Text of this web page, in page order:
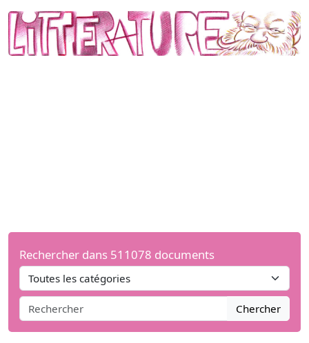
Rechercher dans 511078 documents
Chercher